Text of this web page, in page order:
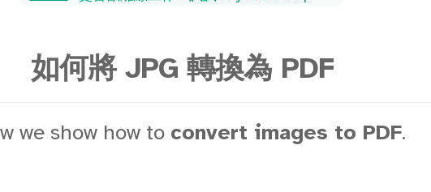
如何將 JPG 轉換為 PDF
we show how to convert images to PDF.